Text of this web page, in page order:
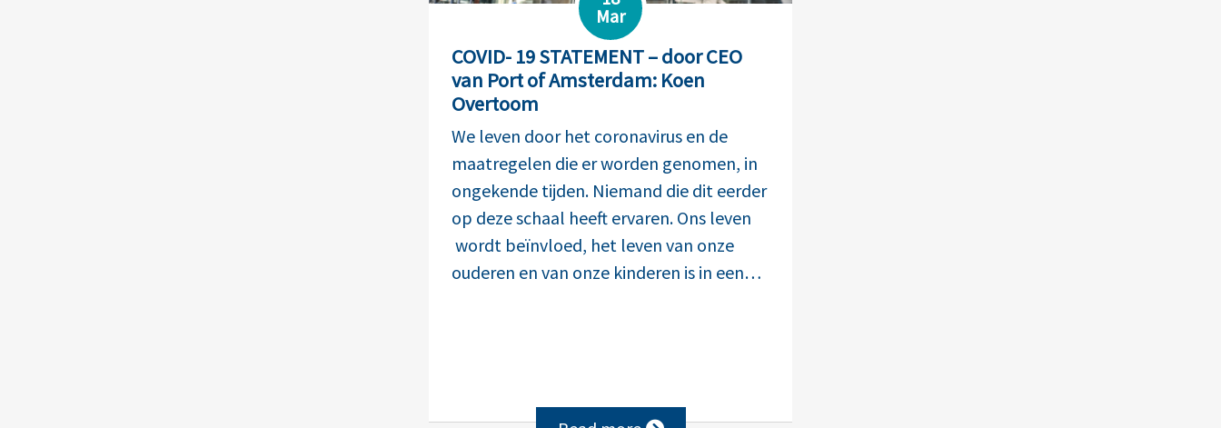
Mar
COVID- 19 STATEMENT – door CEO
van Port of Amsterdam: Koen
Overtoom
We leven door het coronavirus en de
maatregelen die er worden genomen, in
ongekende tijden. Niemand die dit eerder
op deze schaal heeft ervaren. Ons leven
wordt beïnvloed, het leven van onze
ouderen en van onze kinderen is in een…